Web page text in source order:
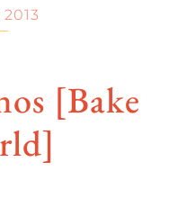
[Bake